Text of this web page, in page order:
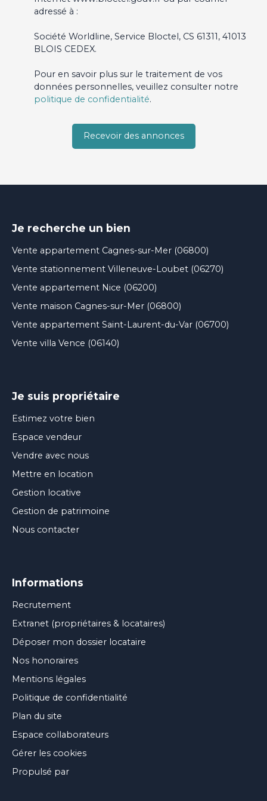
adressé à :
Société Worldline, Service Bloctel, CS 61311, 41013
BLOIS CEDEX.
Pour en savoir plus sur le traitement de vos
données personnelles, veuillez consulter notre
politique de confidentialité.
Recevoir des annonces
Je recherche un bien
Vente appartement Cagnes-sur-Mer (06800)
Vente stationnement Villeneuve-Loubet (06270)
Vente appartement Nice (06200)
Vente maison Cagnes-sur-Mer (06800)
Vente appartement Saint-Laurent-du-Var (06700)
Vente villa Vence (06140)
Je suis propriétaire
Estimez votre bien
Espace vendeur
Vendre avec nous
Mettre en location
Gestion locative
Gestion de patrimoine
Nous contacter
Informations
Recrutement
Extranet (propriétaires & locataires)
Déposer mon dossier locataire
Nos honoraires
Mentions légales
Politique de confidentialité
Plan du site
Espace collaborateurs
Gérer les cookies
Propulsé par